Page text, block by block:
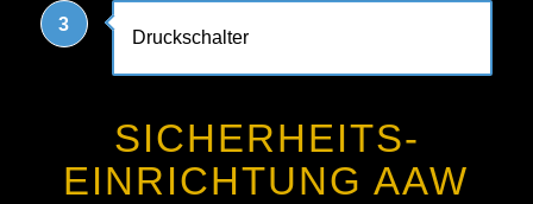
SICHERHEITS­
EINRICHTUNG AAW
3
Druckschalter